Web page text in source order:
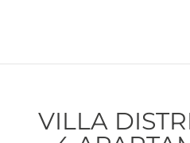
VILLA